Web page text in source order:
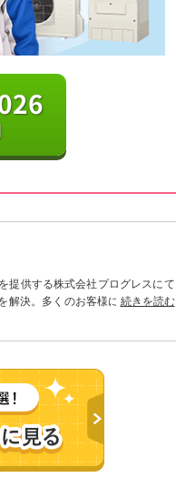
提供する株式会社プログレスにて
解決。多くのお客様に信頼される
続きを読む